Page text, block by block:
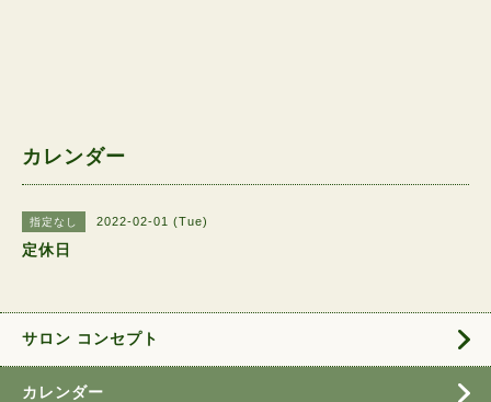
カレンダー
指定なし 2022-02-01 (Tue)
定休日
サロン コンセプト
カレンダー